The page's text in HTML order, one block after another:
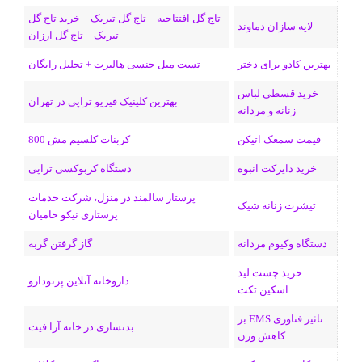
گ
ر
م
لایه سازان دماوند
تاج گل افتتاحیه _ تاج گل تبریک _ خرید تاج گل
تبریک _ تاج گل ارزان
بهترین کادو برای دختر تست میل جنسی هالبرت + تحلیل رایگان
خرید قسطی لباس
زنانه و مردانه
بهترین کلینیک فیزیو تراپی در تهران
قیمت سمعک اتیکن کربنات کلسیم مش 800
خرید دایرکت انبوه دستگاه کربوکسی تراپی
تیشرت زنانه شیک
پرستار سالمند در منزل، شرکت خدمات
پرستاری نیکو حامیان
دستگاه وکیوم مردانه گاز گرفتن گربه
خرید چست لید
اسکین تکت
داروخانه آنلاین پرتودارو
تاثیر فناوری EMS بر
کاهش وزن
بدنسازی در خانه آرا فیت